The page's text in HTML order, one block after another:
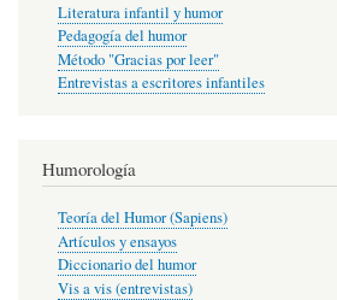
Literatura infantil y humor
Pedagogía del humor
Método "Gracias por leer"
Entrevistas a escritores infantiles
Humorología
Teoría del Humor (Sapiens)
Artículos y ensayos
Diccionario del humor
Vis a vis (entrevistas)